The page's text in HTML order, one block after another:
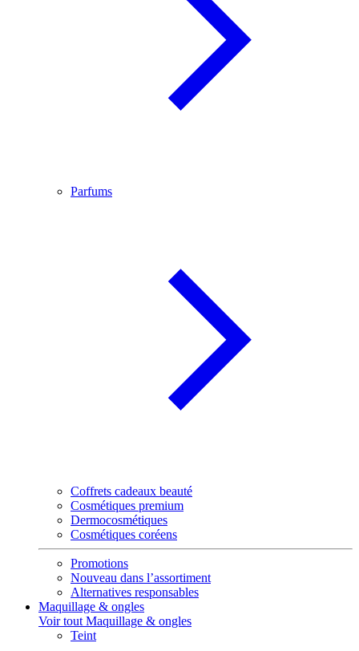
Parfums
Coffrets cadeaux beauté
Cosmétiques premium
Dermocosmétiques
Cosmétiques coréens
Promotions
Nouveau dans l’assortiment
Alternatives responsables
Maquillage & ongles
Voir tout Maquillage & ongles
Teint